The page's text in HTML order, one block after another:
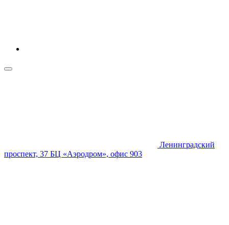
Ленинградский
проспект, 37 БЦ «Аэродром», офис 903